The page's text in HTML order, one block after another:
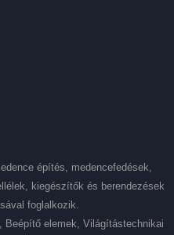
építés, medencefedések,
kiegészítők és berendezések
foglalkozik.
Beépítő elemek, Világítástechnikai